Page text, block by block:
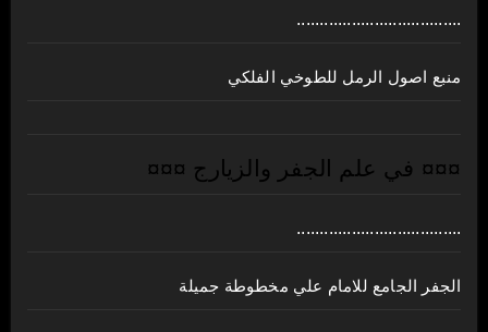
....................................
منبع اصول الرمل للطوخي الفلكي
¤¤¤ في علم الجفر والزيارج ¤¤¤
....................................
الجفر الجامع للامام علي مخطوطة جميلة